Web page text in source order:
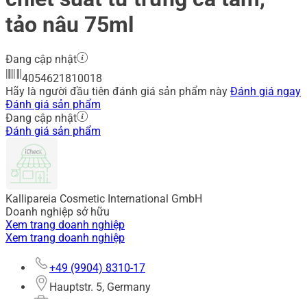
tảo nâu 75ml
Đang cập nhật
4054621810018
Hãy là người đầu tiên đánh giá sản phẩm này Đánh giá ngay
Đánh giá sản phẩm
Đang cập nhật
Đánh giá sản phẩm
Kallipareia Cosmetic International GmbH
Doanh nghiệp sở hữu
Xem trang doanh nghiệp
Xem trang doanh nghiệp
+49 (9904) 8310-17
Hauptstr. 5, Germany